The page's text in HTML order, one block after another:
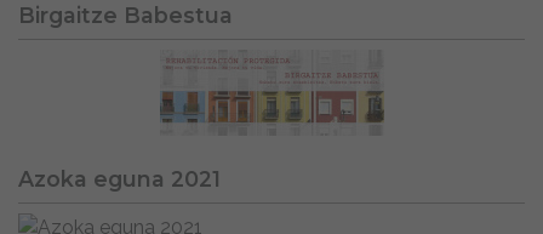
Birgaitze Babestua
Azoka eguna 2021